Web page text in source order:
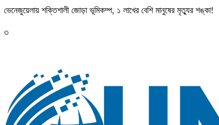
ভেনেজুয়েলায় শক্তিশালী জোড়া ভূমিকম্প, ১ লাখের বেশি মানুষের মৃত্যুর শঙ্কা!
৩